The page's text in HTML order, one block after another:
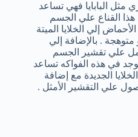
البابايا فهي تساعد
القناع علي الجسم
إلي الخلايا الميتة
. بالإضافة إلي
علي تقشير الجسم
في هذه الفواكه تساعد
الجديدة مع إضافة
علي التقشير الأمثل .